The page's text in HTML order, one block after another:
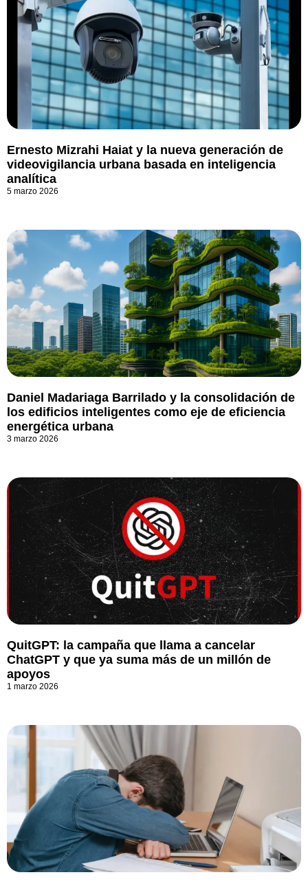
Ernesto Mizrahi Haiat y la nueva generación de
videovigilancia urbana basada en inteligencia
analítica
5 marzo 2026
Daniel Madariaga Barrilado y la consolidación de
los edificios inteligentes como eje de eficiencia
energética urbana
3 marzo 2026
QuitGPT: la campaña que llama a cancelar
ChatGPT y que ya suma más de un millón de
apoyos
1 marzo 2026